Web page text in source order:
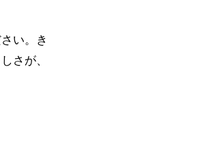
い。き
さが、